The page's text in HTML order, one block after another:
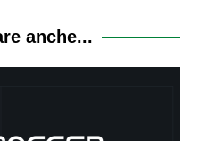
anche...